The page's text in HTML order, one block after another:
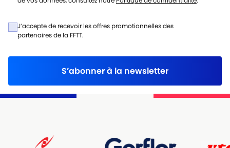
J’accepte de recevoir les offres promotionnelles des
partenaires de la FFTT.
S’abonner à la newsletter